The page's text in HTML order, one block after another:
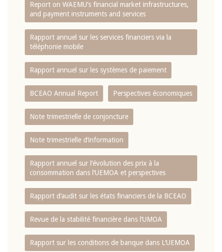
Report on WAEMU’s financial market infrastructures,
and payment instruments and services
Rapport annuel sur les services financiers via la
téléphonie mobile
Rapport annuel sur les systèmes de paiement
BCEAO Annual Report Perspectives économiques
Note trimestrielle de conjoncture
Note trimestrielle d‘information
Rapport annuel sur l‘évolution des prix à la
consommation dans l‘UEMOA et perspectives
Rapport d‘audit sur les états financiers de la BCEAO
Revue de la stabilité financière dans l‘UMOA
Rapport sur les conditions de banque dans L‘UEMOA